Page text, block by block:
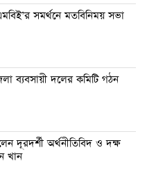
সমর্থনে মতবিনিময় সভা
ব্যবসায়ী দলের কমিটি গঠন
দূরদর্শী অর্থনীতিবিদ ও দক্ষ
খান